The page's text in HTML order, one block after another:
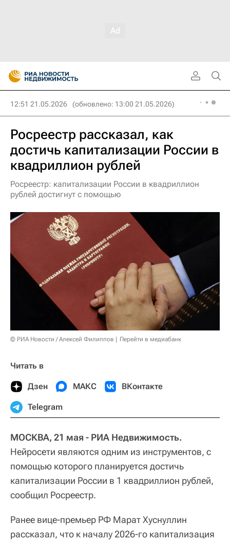
12:51 21.05.2026 (обновлено: 13:00 21.05.2026)
Росреестр рассказал, как
достичь капитализации России в
квадриллион рублей
Росреестр: капитализации России в квадриллион
рублей достигнут с помощью
© РИА Новости / Алексей Филиппов Перейти в медиабанк
Читать в
Дзен МАКС ВКонтакте
Telegram
МОСКВА, 21 мая - РИА Недвижимость.
Нейросети являются одним из инструментов, с
помощью которого планируется достичь
капитализации России в 1 квадриллион рублей,
сообщил Росреестр.
Ранее вице-премьер РФ Марат Хуснуллин
рассказал, что к началу 2026-го капитализация